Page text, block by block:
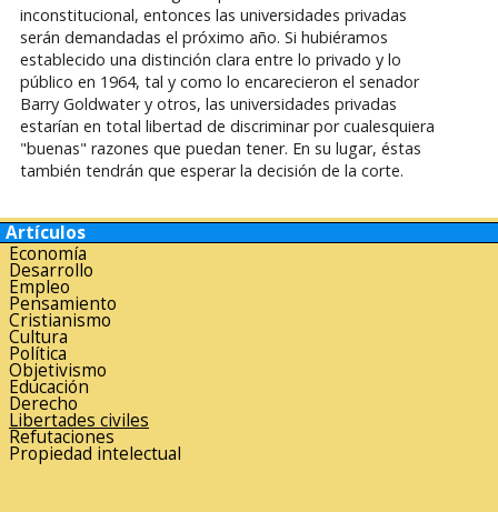
inconstitucional, entonces las universidades privadas
serán demandadas el próximo año. Si hubiéramos
establecido una distinción clara entre lo privado y lo
público en 1964, tal y como lo encarecieron el senador
Barry Goldwater y otros, las universidades privadas
estarían en total libertad de discriminar por cualesquiera
"buenas" razones que puedan tener. En su lugar, éstas
también tendrán que esperar la decisión de la corte.
Artículos
Economía
Desarrollo
Empleo
Pensamiento
Cristianismo
Cultura
Política
Objetivismo
Educación
Derecho
Libertades civiles
Refutaciones
Propiedad intelectual